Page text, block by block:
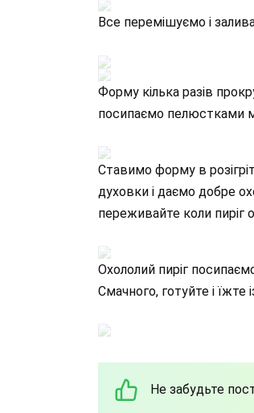
Все перемішуємо і
Форму кілька разів
посипаємо пелюстками
Ставимо форму в
духовки і даємо добре
переживайте коли пиріг
Охололий пиріг
Смачного, готуйте і їжте
Не забудьте